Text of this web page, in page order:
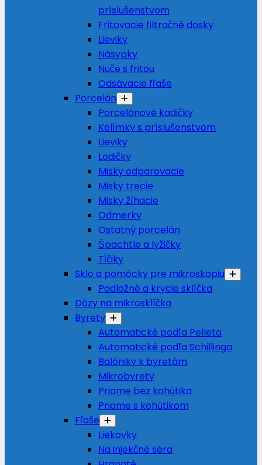
príslušenstvom
Fritovacie filtračné dosky
Lieviky
Násypky
Nuče s fritou
Odsávacie fľaše
Porcelán
Porcelánové kadičky
Kelímky s príslušenstvom
Lieviky
Lodičky
Misky odparovacie
Misky trecie
Misky žíhacie
Odmerky
Ostatný porcelán
Špachtle a lyžičky
Tĺčiky
Sklo a pomôcky pre mikroskopiu
Podložné a krycie sklíčka
Dózy na mikrosklíčka
Byrety
Automatické podľa Pelleta
Automatické podľa Schillinga
Balóniky k byretám
Mikrobyrety
Priame bez kohútika
Priame s kohútikom
Fľaše
Liekovky
Na injekčné séra